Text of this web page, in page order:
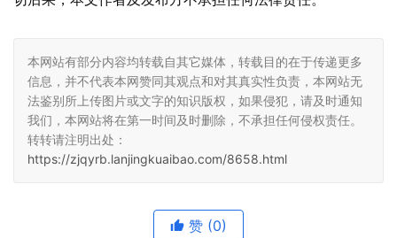
本网站有部分内容均转载自其它媒体，转载目的在于传递更多
信息，并不代表本网赞同其观点和对其真实性负责，本网站无
法鉴别所上传图片或文字的知识版权，如果侵犯，请及时通知
我们，本网站将在第一时间及时删除，不承担任何侵权责任。
转转请注明出处：
https://zjqyrb.lanjingkuaibao.com/8658.html
赞 (0)